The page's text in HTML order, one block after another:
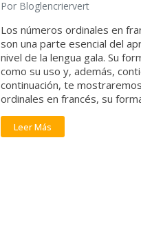
Por Bloglencriervert
Los números ordinales en
son una parte esencial del
nivel de la lengua gala. Su
como su uso y, además,
continuación, te
ordinales en francés, su
Leer Más